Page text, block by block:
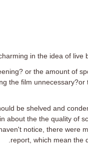
in the idea of live
or the amount of
the film
be shelved and
about the the quality of
notice, there were
report, which mean the